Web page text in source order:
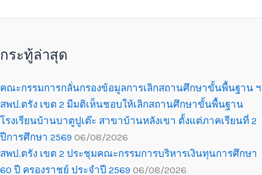
กระทู้ล่าสุด
คณะกรรมการกลั่นกรองข้อมูลการเลิกสถานศึกษาขั้นพื้นฐาน ฯ
สพป.ตรัง เขต 2 มีมติเห็นชอบให้เลิกสถานศึกษาขั้นพื้นฐาน
โรงเรียนบ้านบาตูปูเต๊ะ สาขาบ้านหลังเขา ตั้งแต่ภาคเรียนที่ 2
ปีการศึกษา 2569 06/08/2026
สพป.ตรัง เขต 2 ประชุมคณะกรรมการบริหารเงินทุนการศึกษา
60 ปี ครองราชย์ ประจำปี 2569 06/08/2026